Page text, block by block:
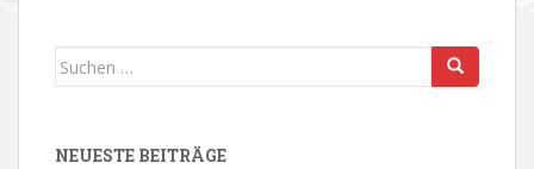
Suchen
NEUESTE BEITRÄGE